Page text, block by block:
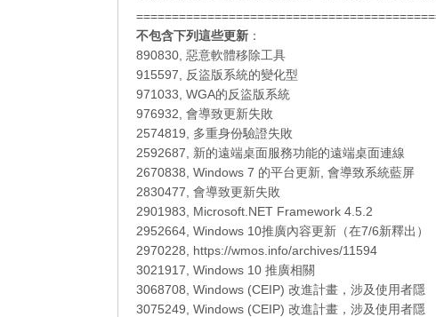
不包含下列這些更新 ：
890830, 惡意軟體移除工具
915597, 反盜版系統的變化型
971033, WGA的反盜版系統
976932, 會導致更新失敗
2574819, 多重身份驗證失敗
2592687, 新的遠端桌面服務功能的遠端桌面連線
2670838, Windows 7 的平台更新, 會導致系統藍屏
2830477, 會導致更新失敗
2901983, Microsoft.NET Framework 4.5.2
2952664, Windows 10推廣內容更新（在7/6新釋出）
2970228, https://wmos.info/archives/11594
3021917, Windows 10 推廣相關
3068708, Windows (CEIP) 改進計畫，涉及使用者隱
3075249, Windows (CEIP) 改進計畫，涉及使用者隱